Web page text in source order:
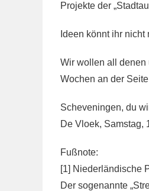
Projekte der
Ideen könnt ihr nicht
Wir wollen all denen
Wochen an der
Scheveningen, du
De Vloek, Samstag,
Fußnote:
[1] Niederländische
Der sogenannte